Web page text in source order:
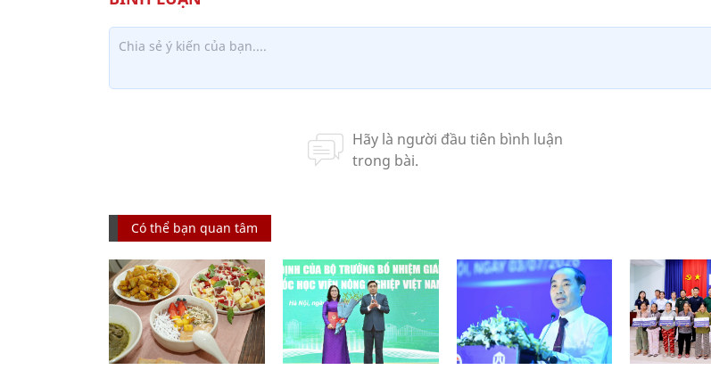
Có thể bạn quan tâm